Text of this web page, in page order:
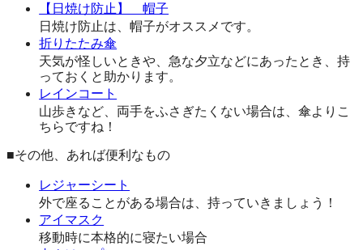
【日焼け防止】 帽子
日焼け防止は、帽子がオススメです。
折りたたみ傘
天気が怪しいときや、急な夕立などにあったとき、持
っておくと助かります。
レインコート
山歩きなど、両手をふさぎたくない場合は、傘よりこ
ちらですね！
■その他、あれば便利なもの
レジャーシート
外で座ることがある場合は、持っていきましょう！
アイマスク
移動時に本格的に寝たい場合